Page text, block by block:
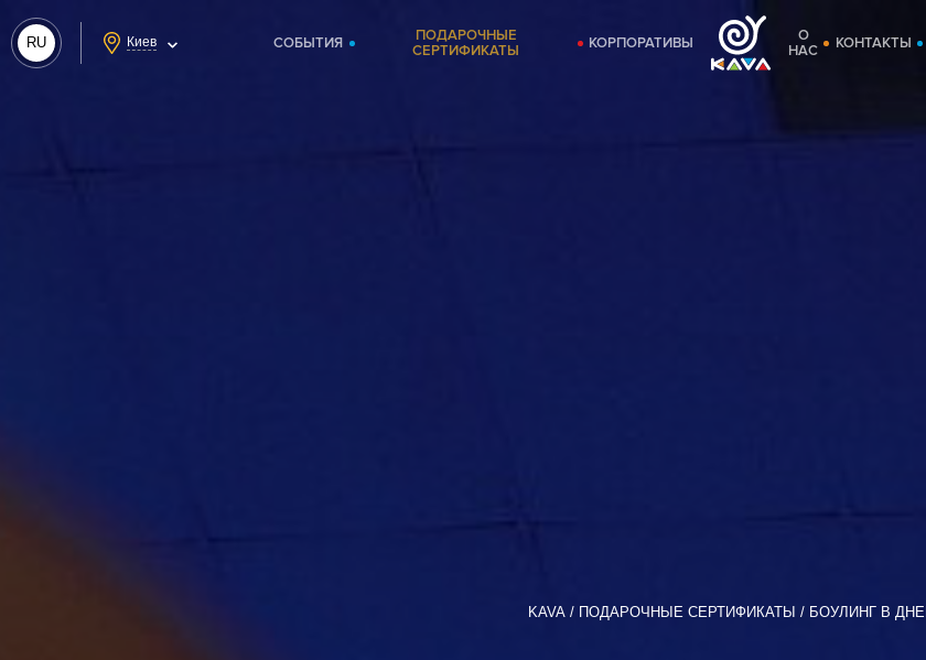
RU Киев СОБЫТИЯ
ПОДАРОЧНЫЕ
СЕРТИФИКАТЫ
КОРПОРАТИВЫ
О
НАС
КОНТАКТЫ
KAVA ПОДАРОЧНЫЕ СЕРТИФИКАТЫ БОУЛИНГ В